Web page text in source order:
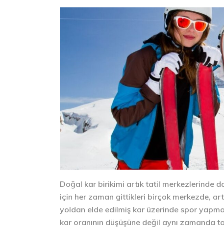
Doğal kar birikimi artık tatil merkezlerinde
için her zaman gittikleri birçok merkezde,
yoldan elde edilmiş kar üzerinde spor
kar oranının düşüşüne değil aynı